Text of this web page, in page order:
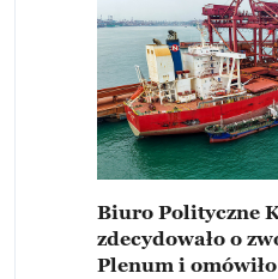
Biuro Polityczne
zdecydowało o
Plenum i